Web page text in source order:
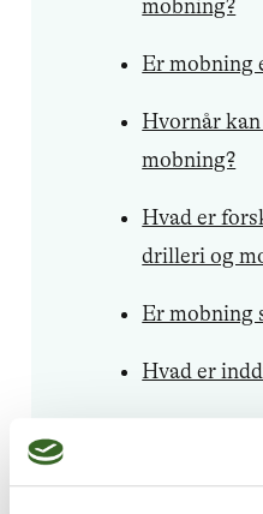
mobning?
Er mobning
Hvornår
mobning?
Hvad er
drilleri og
Er mobning
Hvad er
Er